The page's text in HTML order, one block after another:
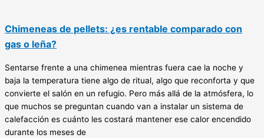
Chimeneas de pellets: ¿es rentable comparado con
gas o leña?
Sentarse frente a una chimenea mientras fuera cae la noche y
baja la temperatura tiene algo de ritual, algo que reconforta y que
convierte el salón en un refugio. Pero más allá de la atmósfera, lo
que muchos se preguntan cuando van a instalar un sistema de
calefacción es cuánto les costará mantener ese calor encendido
durante los meses de